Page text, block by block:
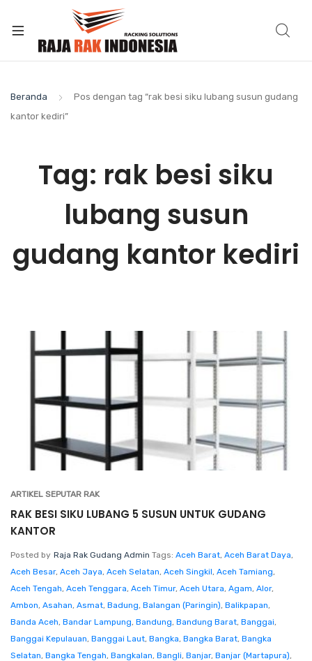
Beranda
Pos dengan tag “rak besi siku lubang susun gudang
kantor kediri”
Tag: rak besi siku
lubang susun
gudang kantor kediri
ARTIKEL SEPUTAR RAK
RAK BESI SIKU LUBANG 5 SUSUN UNTUK GUDANG
KANTOR
Posted by Raja Rak Gudang Admin Tags: Aceh Barat, Aceh Barat Daya,
Aceh Besar, Aceh Jaya, Aceh Selatan, Aceh Singkil, Aceh Tamiang,
Aceh Tengah, Aceh Tenggara, Aceh Timur, Aceh Utara, Agam, Alor,
Ambon, Asahan, Asmat, Badung, Balangan (Paringin), Balikpapan,
Banda Aceh, Bandar Lampung, Bandung, Bandung Barat, Banggai,
Banggai Kepulauan, Banggai Laut, Bangka, Bangka Barat, Bangka
Selatan, Bangka Tengah, Bangkalan, Bangli, Banjar, Banjar (Martapura),